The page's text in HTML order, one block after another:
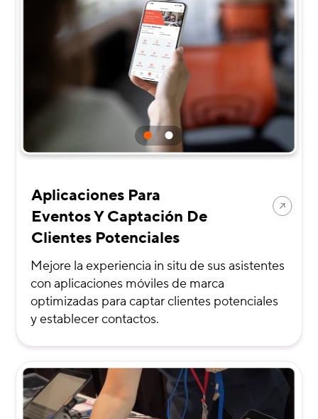
Aplicaciones Para
Eventos Y Captación De
Clientes Potenciales
Mejore la experiencia in situ de sus asistentes
con aplicaciones móviles de marca
optimizadas para captar clientes potenciales
y establecer contactos.